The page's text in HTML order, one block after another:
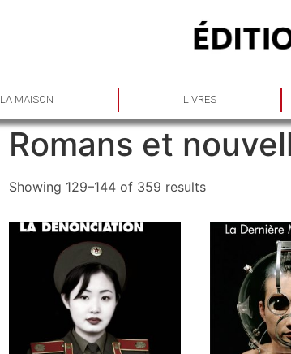
LA MAISON LIVRES
Romans et
Showing 129–144 of 359 results